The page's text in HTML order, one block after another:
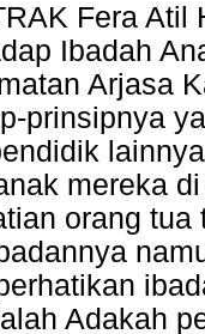
Fera Atil
Ibadah
Arjasa
prinsipnya
mereka
orang
Adakah